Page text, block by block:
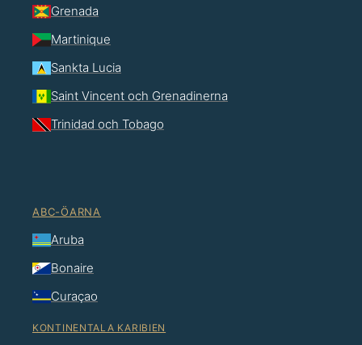
Grenada
Martinique
Sankta Lucia
Saint Vincent och Grenadinerna
Trinidad och Tobago
ABC-ÖARNA
Aruba
Bonaire
Curaçao
KONTINENTALA KARIBIEN